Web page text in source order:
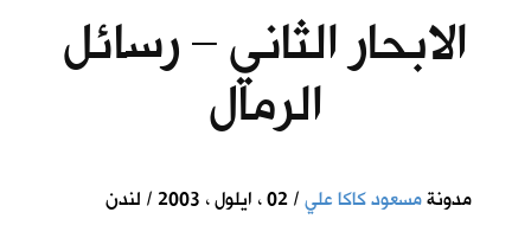
الابحار الثاني – رسائل
الرمال
مدونةمسعود كاكا علي/ 02 ، ايلول ، 2003 / لندن